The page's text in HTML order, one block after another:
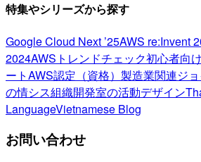
特集やシリーズから探す
Google Cloud Next ’25AWS re:Invent
2024AWSトレンドチェック初心者向け
ートAWS認定（資格） 製造業関連ジ
の情シス組織開発室の活動デザイン
LanguageVietnamese Blog
お問い合わせ